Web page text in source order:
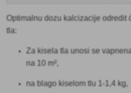
Optimalnu dozu kalcizacije odredit
tla:
Za kisela tla unosi se
na 10 m²,
na blago kiselom tlu 1-1,4 kg,